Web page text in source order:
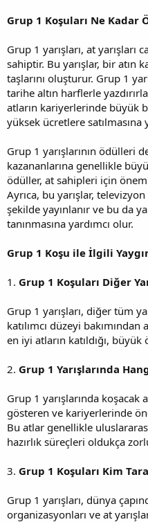
Grup 1 Koşuları Ne Kadar
Grup 1 yarışları, at yarışları
sahiptir. Bu yarışlar, bir atın
taşlarını oluşturur. Grup 1
tarihe altın harflerle
atların kariyerlerinde büyük
yüksek ücretlere satılmasına
Grup 1 yarışlarının ödülleri
kazananlarına genellikle
ödüller, at sahipleri için
Ayrıca, bu yarışlar,
şekilde yayınlanır ve bu da
tanınmasına yardımcı olur.
Grup 1 Koşu ile İlgili
1. Grup 1 Koşuları Diğer
Grup 1 yarışları, diğer tüm
katılımcı düzeyi
en iyi atların katıldığı,
2. Grup 1 Yarışlarında
Grup 1 yarışlarında
gösteren ve kariyerlerinde
Bu atlar genellikle
hazırlık süreçleri oldukça
3. Grup 1 Koşuları Kim
Grup 1 yarışları, dünya
organizasyonları ve at